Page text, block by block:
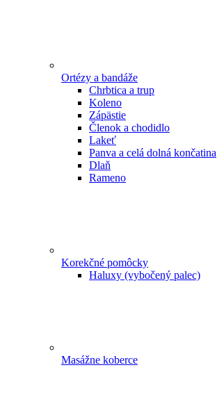
Ortézy a bandáže
Chrbtica a trup
Koleno
Zápästie
Členok a chodidlo
Lakeť
Panva a celá dolná končatina
Dlaň
Rameno
Korekčné pomôcky
Haluxy (vybočený palec)
Masážne koberce